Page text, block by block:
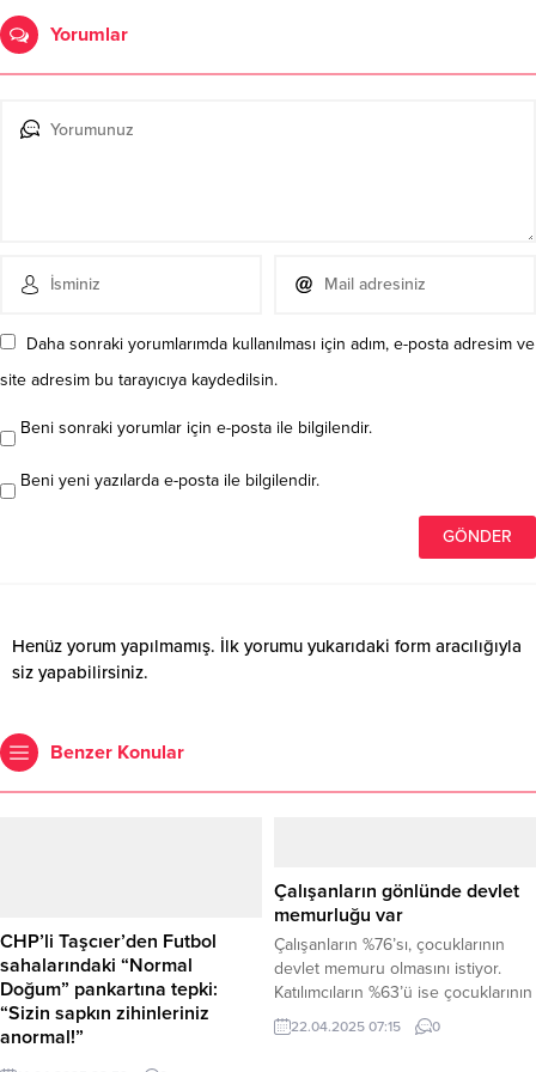
Yorumlar
Daha sonraki yorumlarımda kullanılması için adım, e-posta adresim ve
site adresim bu tarayıcıya kaydedilsin.
Beni sonraki yorumlar için e-posta ile bilgilendir.
Beni yeni yazılarda e-posta ile bilgilendir.
Henüz yorum yapılmamış. İlk yorumu yukarıdaki form aracılığıyla
siz yapabilirsiniz.
Benzer Konular
CHP’li Taşcıer’den Futbol
sahalarındaki “Normal
Doğum” pankartına tepki:
“Sizin sapkın zihinleriniz
anormal!”
CHP Genel Başkan Yardımcısı
Çalışanların gönlünde devlet
memurluğu var
Çalışanların %76’sı, çocuklarının
devlet memuru olmasını istiyor.
Katılımcıların %63’ü ise çocuklarının
ofis ortamında, masa başı bir işte
çalışmasını tercih ediyor. Türkiye
22.04.2025 07:15 0